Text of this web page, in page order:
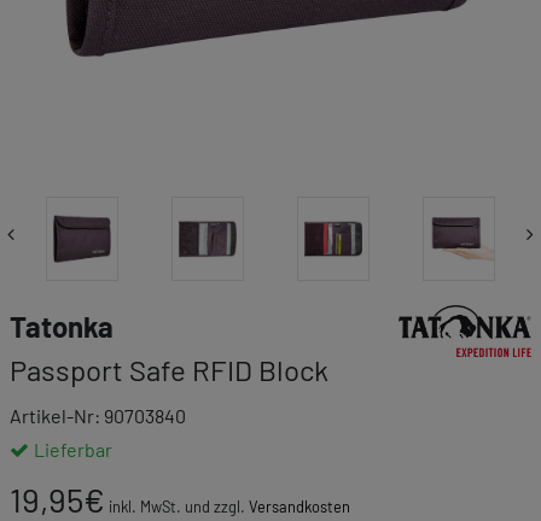
Tatonka
Passport Safe RFID Block
Link zur
Artikel-Nr: 90703840
Lieferbar
19,95€ inkl. MwSt. und zzgl. Versandkosten